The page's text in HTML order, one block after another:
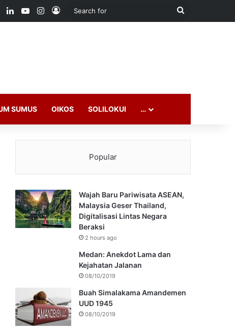
LinkedInYouTubeInstagram
Log In
Search
SUMUS OIKOS SOLILOKUI …
Popular
Wajah Baru Pariwisata ASEAN,
Malaysia Geser Thailand,
Digitalisasi Lintas Negara
Beraksi
2 hours ago
Medan: Anekdot Lama dan
Kejahatan Jalanan
08/10/2019
Buah Simalakama Amandemen
UUD 1945
08/10/2019